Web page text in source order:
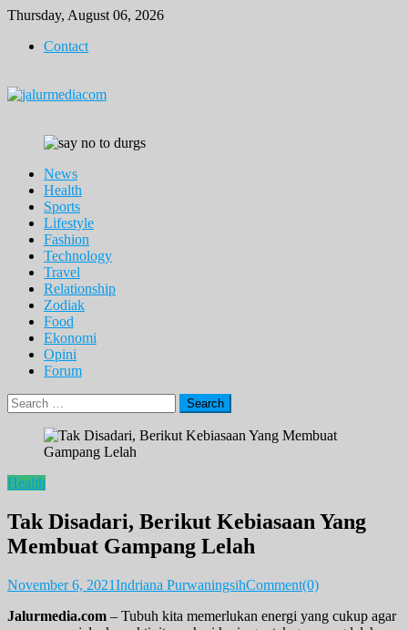
Skip
content
Thursday, August 06, 2026
Contact
News
Health
Sports
Lifestyle
Fashion
Technology
Travel
Relationship
Zodiak
Food
Ekonomi
Opini
Forum
Search
for:
Health
Tak Disadari, Berikut Kebiasaan Yang
Membuat Gampang Lelah
November 6, 2021Indriana PurwaningsihComment(0)
Jalurmedia.com – Tubuh kita memerlukan energi yang cukup agar